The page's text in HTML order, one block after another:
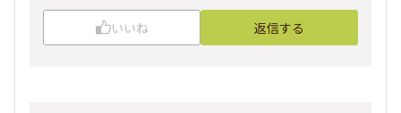
いいね 返信する